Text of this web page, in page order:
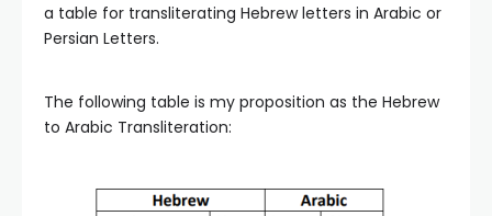
a table for transliterating Hebrew letters in Arabic or
Persian Letters.
The following table is my proposition as the Hebrew
to Arabic Transliteration: